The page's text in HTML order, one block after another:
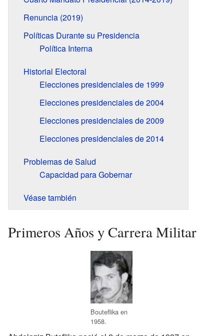
Renuncia (2019)
Políticas Durante su Presidencia
Política Interna
Historial Electoral
Elecciones presidenciales de 1999
Elecciones presidenciales de 2004
Elecciones presidenciales de 2009
Elecciones presidenciales de 2014
Problemas de Salud
Capacidad para Gobernar
Véase también
Primeros Años y Carrera Militar
Bouteflika en
1958.